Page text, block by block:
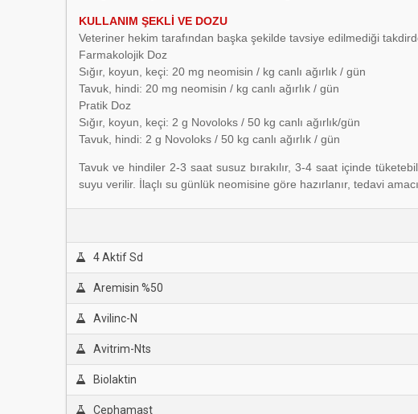
KULLANIM ŞEKLİ VE DOZU
Veteriner hekim tarafından başka şekilde tavsiye edilmediği
Farmakolojik Doz
Sığır, koyun, keçi: 20 mg neomisin / kg canlı ağırlık / gün
Tavuk, hindi: 20 mg neomisin / kg canlı ağırlık / gün
Pratik Doz
Sığır, koyun, keçi: 2 g Novoloks / 50 kg canlı ağırlık/gün
Tavuk, hindi: 2 g Novoloks / 50 kg canlı ağırlık / gün
Tavuk ve hindiler 2-3 saat susuz bırakılır, 3-4 saat içinde
suyu verilir. İlaçlı su günlük neomisine göre hazırlanır, tedavi
4 Aktif Sd
Aremisin %50
Avilinc-N
Avitrim-Nts
Biolaktin
Cephamast